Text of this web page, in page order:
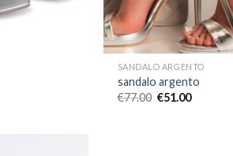
SANDALO ARGENTO
sandalo argento
€77.00 €51.00